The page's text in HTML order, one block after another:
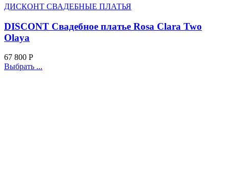
ДИСКОНТ СВАДЕБНЫЕ ПЛАТЬЯ
DISCONT Свадебное платье Rosa Clara Two
Olaya
67 800 Р
Выбрать ...